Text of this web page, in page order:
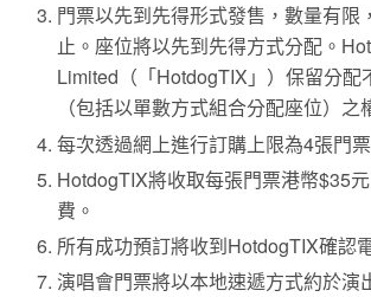
門票以先到先得形式發售，數量有限
止。座位將以先到先得方式分配。
Limited（「HotdogTIX」）保留分配
（包括以單數方式組合分配座位）之
每次透過網上進行訂購上限為4張門票
HotdogTIX將收取每張門票港幣$35
費。
所有成功預訂將收到HotdogTIX確認
演唱會門票將以本地速遞方式約於演